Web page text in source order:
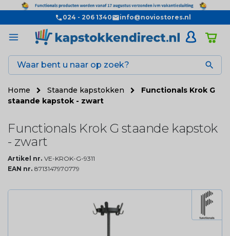
024 - 206 1340 info@noviostores.nl

Home Staande kapstokken
Functionals Krok G
staande kapstok - zwart
Functionals Krok G staande kapstok
- zwart
Artikel nr. VE-KROK-G-9311
EAN nr. 8713147970779